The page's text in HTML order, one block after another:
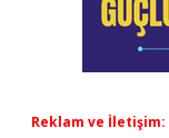
Reklam ve İletişim: